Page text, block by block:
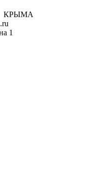
КРЫМА
1